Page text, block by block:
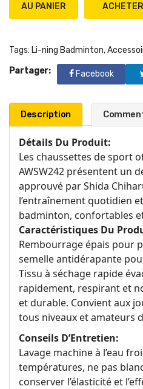
AU PANIER
Tags: Li-ning Badminton,
Partager:
Facebook
Description
Détails Du Produit:
Les chaussettes de sport
AWSW242 présentent un
approuvé par Shida
l’entraînement quotidien
badminton, confortables
Caractéristiques Du
Rembourrage épais pour
semelle antidérapante
Tissu à séchage rapide
rapidement, respirant et
et durable. Convient aux
tous niveaux et amateurs
Conseils D’Entretien:
Lavage machine à l’eau
températures, ne pas
conserver l’élasticité et